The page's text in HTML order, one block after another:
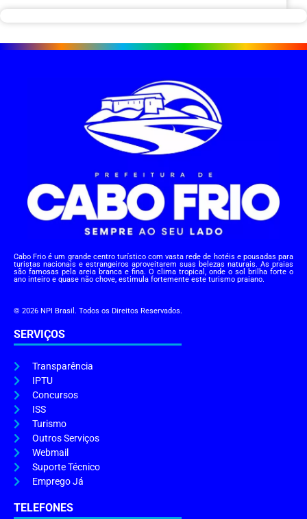
Cabo Frio é um grande centro turístico com vasta rede de hotéis e pousadas para
turistas nacionais e estrangeiros aproveitarem suas belezas naturais. As praias
são famosas pela areia branca e fina. O clima tropical, onde o sol brilha forte o
ano inteiro e quase não chove, estimula fortemente este turismo praiano.
© 2026 NPI Brasil. Todos os Direitos Reservados.
SERVIÇOS
Transparência
IPTU
Concursos
ISS
Turismo
Outros Serviços
Webmail
Suporte Técnico
Emprego Já
TELEFONES